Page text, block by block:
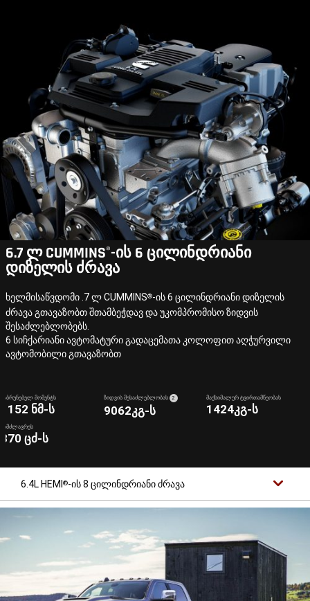
6.7 ლ CUMMINS®-ის 6 ცილინდრიანი
დიზელის ძრავა
ხელმისაწვდომი .7 ლ CUMMINS®-ის 6 ცილინდრიანი დიზელის
ძრავა გთავაზობთ შთამბეჭდავ და უკომპრომისო ზიდვის
შესაძლებლობებს.
6 სიჩქარიანი ავტომატური გადაცემათა კოლოფით აღჭურვილი
ავტომობილი გთავაზობთ
ᲛᲐᲑᲠᲣᲜᲔᲑᲔᲚ ᲛᲝᲛᲔᲜᲢᲡ
1152 ნმ-ს
ᲖᲘᲓᲕᲘᲡ ᲨᲔᲡᲐᲫᲚᲔᲑᲚᲝᲑᲐᲡ ( DISCLOSURE
2 )
9062კგ-ს
ᲛᲐᲥᲡᲘᲛᲐᲚᲣᲠ ᲢᲕᲘᲠᲗᲐᲛᲬᲔᲝᲑᲐᲡ
1424კგ-ს
ᲡᲘᲛᲫᲚᲐᲕᲠᲔᲡ
370 ცძ-ს
6.4L HEMI ®-ის 8 ცილინდრიანი ძრავა